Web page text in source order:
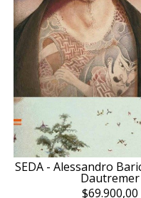
SEDA - Alessandro
Dautremer
$69.900,00